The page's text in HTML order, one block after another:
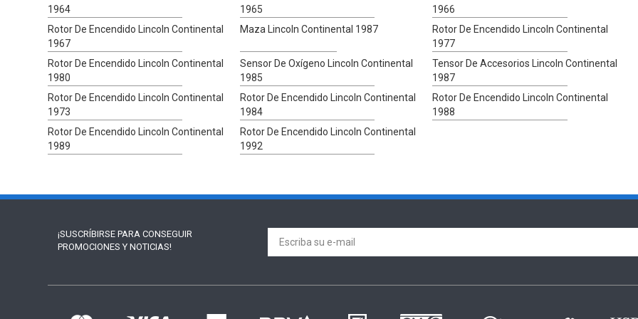
1964
1965
1966
Rotor De Encendido Lincoln Continental
1967
Maza Lincoln Continental 1987
Rotor De Encendido Lincoln Continental
1977
Rotor De Encendido Lincoln Continental
1980
Sensor De Oxígeno Lincoln Continental
1985
Tensor De Accesorios Lincoln Continental
1987
Rotor De Encendido Lincoln Continental
1973
Rotor De Encendido Lincoln Continental
1984
Rotor De Encendido Lincoln Continental
1988
Rotor De Encendido Lincoln Continental
1989
Rotor De Encendido Lincoln Continental
1992
¡SUSCRÍBIRSE PARA CONSEGUIR
PROMOCIONES Y NOTICIAS!